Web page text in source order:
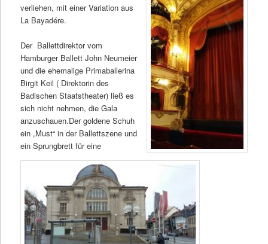
verliehen, mit einer Variation aus
La Bayadére.
Der Ballettdirektor vom
Hamburger Ballett John Neumeier
und die ehemalige Primaballerina
Birgit Keil ( Direktorin des
Badischen Staatstheater) ließ es
sich nicht nehmen, die Gala
anzuschauen.Der goldene Schuh
ein „Must“ in der Ballettszene und
ein Sprungbrett für eine